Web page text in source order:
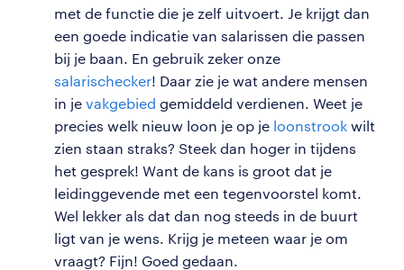
met de functie die je zelf uitvoert. Je krijgt dan
een goede indicatie van salarissen die passen
bij je baan. En gebruik zeker onze
salarischecker! Daar zie je wat andere mensen
in je vakgebied gemiddeld verdienen. Weet je
precies welk nieuw loon je op je loonstrook wilt
zien staan straks? Steek dan hoger in tijdens
het gesprek! Want de kans is groot dat je
leidinggevende met een tegenvoorstel komt.
Wel lekker als dat dan nog steeds in de buurt
ligt van je wens. Krijg je meteen waar je om
vraagt? Fijn! Goed gedaan.